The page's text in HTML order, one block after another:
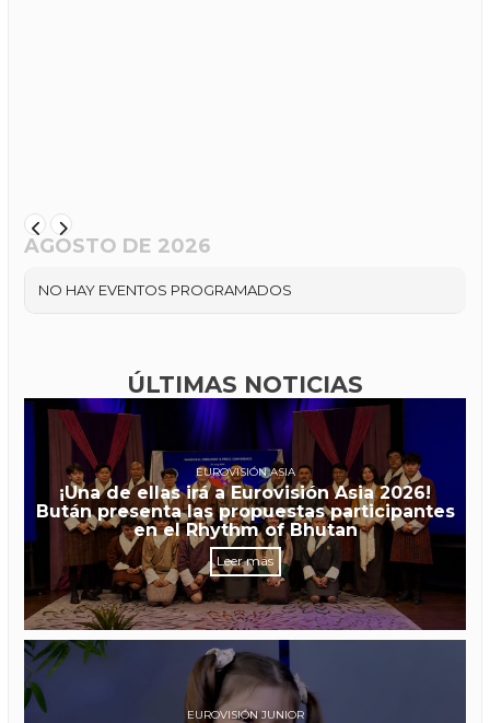
AGOSTO DE 2026
NO HAY EVENTOS PROGRAMADOS
ÚLTIMAS NOTICIAS
EUROVISIÓN ASIA
¡Una de ellas irá a Eurovisión Asia 2026!
Bután presenta las propuestas participantes
en el Rhythm of Bhutan
Leer más
EUROVISIÓN JUNIOR